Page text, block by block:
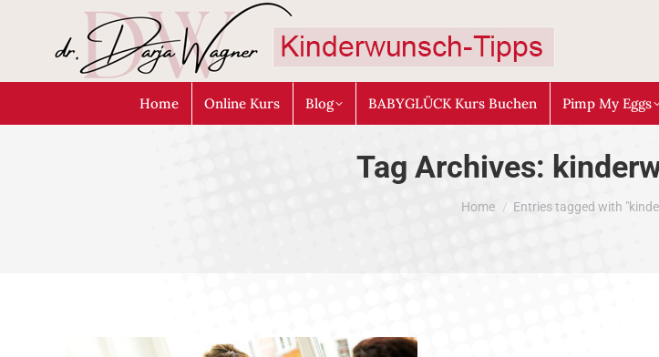
Home Online Kurs Blog BABYGLÜCK Kurs Buchen Pimp My Eggs
Tag Archives:
You are here:
Home Entries tagged with